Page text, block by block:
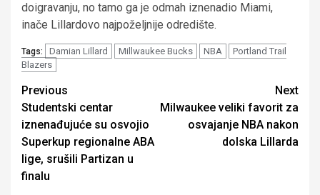
doigravanju, no tamo ga je odmah iznenadio Miami,
inače Lillardovo najpoželjnije odredište.
Tags: Damian Lillard Millwaukee Bucks NBA
Portland Trail
Blazers
Continue
Reading
Previous
Studentski centar
iznenađujuće su osvojio
Superkup regionalne ABA
lige, srušili Partizan u
finalu
Next
Milwaukee veliki favorit za
osvajanje NBA nakon
dolska Lillarda